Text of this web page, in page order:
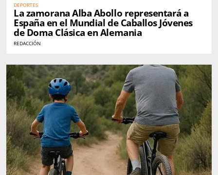
DEPORTES
La zamorana Alba Abollo representará a
España en el Mundial de Caballos Jóvenes
de Doma Clásica en Alemania
REDACCIÓN